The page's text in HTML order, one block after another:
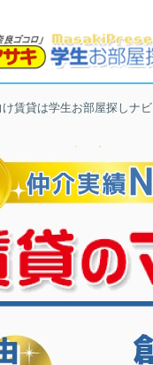
賃貸は学生お部屋探しナビ